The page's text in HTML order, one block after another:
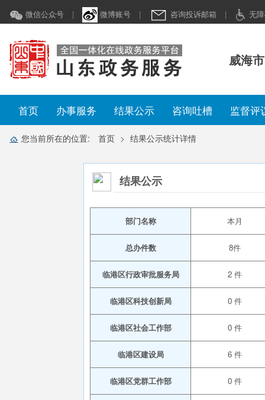
微信公众号 | 微博账号 | 咨询投诉邮箱 | 无
威海
首页 办事服务 结果公示 咨询吐槽 监督
您当前所在的位置: 首页 结果公示统计详情
结果公示
部门名称 本月
总办件数 8件
临港区行政审批服务局 2 件
临港区科技创新局 0 件
临港区社会工作部 0 件
临港区建设局 6 件
临港区党群工作部 0 件